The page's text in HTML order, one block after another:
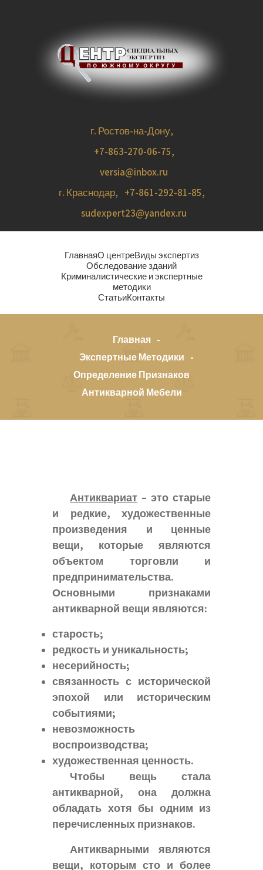
г. Ростов-на-Дону,
+7-863-270-06-75,
versia@inbox.ru
г. Краснодар, +7-861-292-81-85,
sudexpert23@yandex.ru
ГлавнаяО центреВиды экспертиз
Обследование зданий
Криминалистические и экспертные
методики
СтатьиКонтакты
Главная
Экспертные Методики
Определение Признаков
Антикварной Мебели
Антиквариат – это старые
и редкие, художественные
произведения и ценные
вещи, которые являются
объектом торговли и
предпринимательства.
Основными признаками
антикварной вещи являются:
старость;
редкость и уникальность;
несерийность;
связанность с исторической
эпохой или историческим
событиями;
невозможность
воспроизводства;
художественная ценность.
Чтобы вещь стала
антикварной, она должна
обладать хотя бы одним из
перечисленных признаков.
Антикварными являются
вещи, которым сто и более